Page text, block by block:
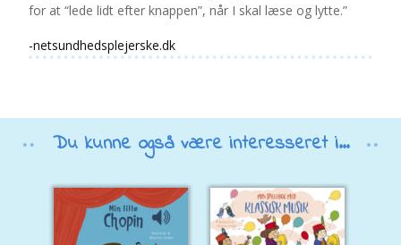
for at “lede lidt efter knappen”, når I skal læse og lytte.”
-netsundhedsplejerske.dk
Du kunne også være interesseret i...